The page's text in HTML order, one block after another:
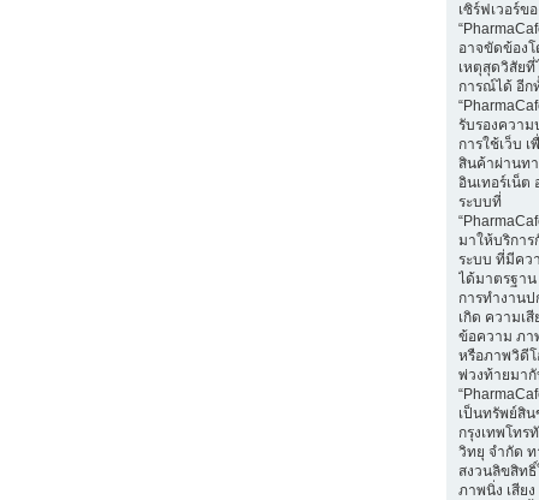
เซิร์ฟเวอร์ข
อาจขัดข้องโ
เหตุสุดวิสัย
การณ์ได้ อีก
รับรองควา
การใช้เว็บ เ
สินค้าผ่านท
อินเทอร์เน็ต
ระบบที่
มาให้บริกา
ระบบ ที่มีคว
ได้มาตรฐา
การทำงานป
เกิด ความเ
ข้อความ ภา
หรือภาพวิดีโ
พ่วงท้ายมา
เป็นทรัพย์สิ
กรุงเทพโทร
วิทยุ จำกัด ท
สงวนลิขสิท
ภาพนิ่ง เสีย